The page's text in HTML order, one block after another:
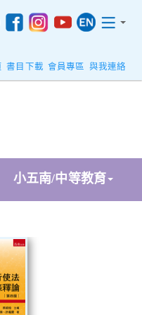
書目下載 會員專區 與我連絡
小五南/中等教育